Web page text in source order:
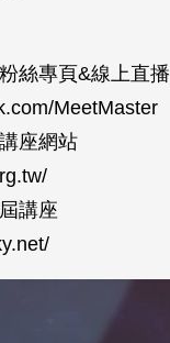
絲專頁&線上直播
MeetMaster
座網站
講座